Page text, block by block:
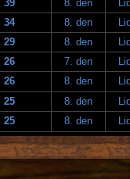
39 8. den
34 8. den
29 8. den
26 7. den
26 8. den
25 8. den
25 8. den